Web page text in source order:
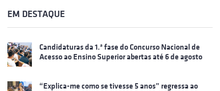
EM DESTAQUE
Candidaturas da 1.ª fase do Concurso Nacional de
Acesso ao Ensino Superior abertas até 6 de agosto
“Explica-me como se tivesse 5 anos” regressa ao